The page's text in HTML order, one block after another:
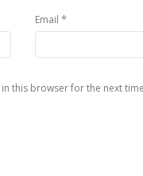
Email *
this browser for the next